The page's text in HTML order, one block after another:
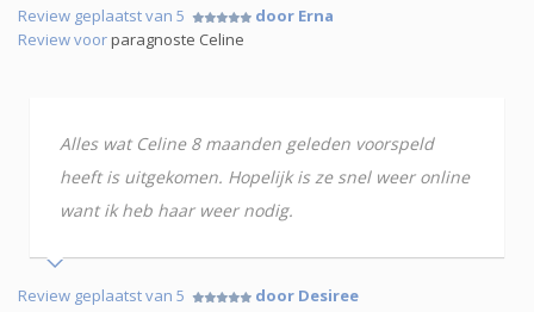
Review geplaatst van 5
door Erna
Review voorparagnoste Celine
Alles wat Celine 8 maanden geleden voorspeld
heeft is uitgekomen. Hopelijk is ze snel weer online
want ik heb haar weer nodig.
Review geplaatst van 5
door Desiree